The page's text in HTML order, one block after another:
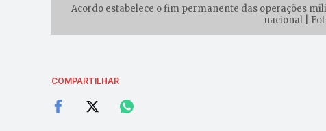
Acordo estabelece o fim permanente das operações
nacional |
COMPARTILHAR